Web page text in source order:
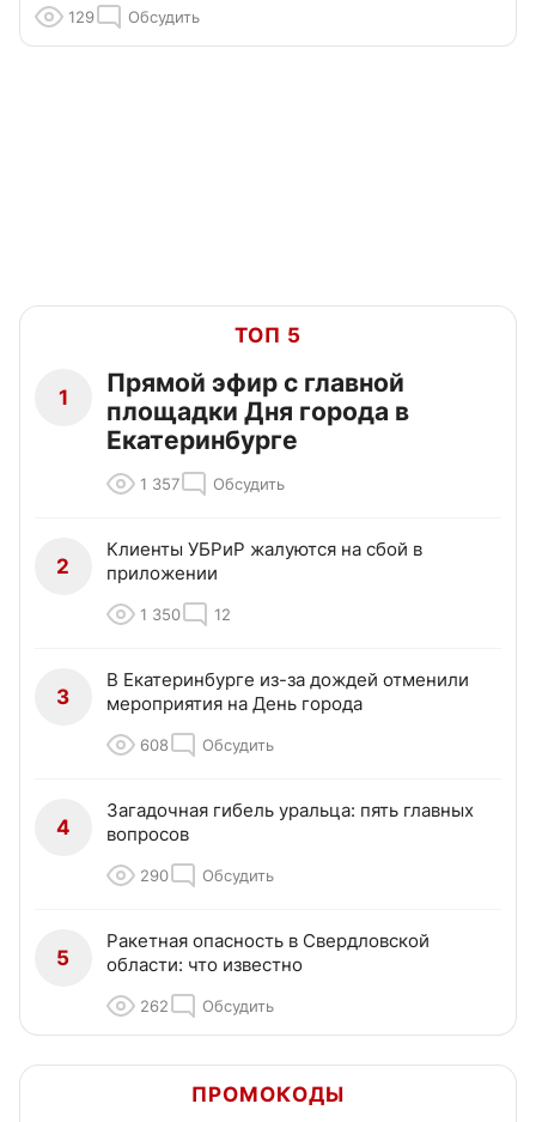
129 Обсудить
ТОП 5
1
Прямой эфир с главной
площадки Дня города в
Екатеринбурге
1 357 Обсудить
2
Клиенты УБРиР жалуются на сбой в
приложении
1 350 12
3
В Екатеринбурге из-за дождей отменили
мероприятия на День города
608 Обсудить
4
Загадочная гибель уральца: пять главных
вопросов
290 Обсудить
5
Ракетная опасность в Свердловской
области: что известно
262 Обсудить
ПРОМОКОДЫ